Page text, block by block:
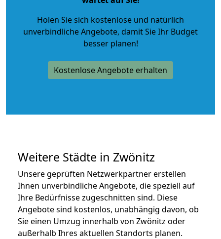
Holen Sie sich kostenlose und natürlich
unverbindliche Angebote, damit Sie Ihr Budget
besser planen!
Kostenlose Angebote erhalten
Weitere Städte in Zwönitz
Unsere geprüften Netzwerkpartner erstellen
Ihnen unverbindliche Angebote, die speziell auf
Ihre Bedürfnisse zugeschnitten sind. Diese
Angebote sind kostenlos, unabhängig davon, ob
Sie einen Umzug innerhalb von Zwönitz oder
außerhalb Ihres aktuellen Standorts planen.